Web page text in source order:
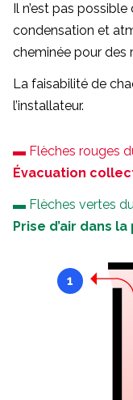
Il n’est pas
condensation et
cheminée pour des
La faisabilité de
l’installateur.
▬ Flèches rouges
Évacuation
▬ Flèches vertes
Prise d’air dans
1